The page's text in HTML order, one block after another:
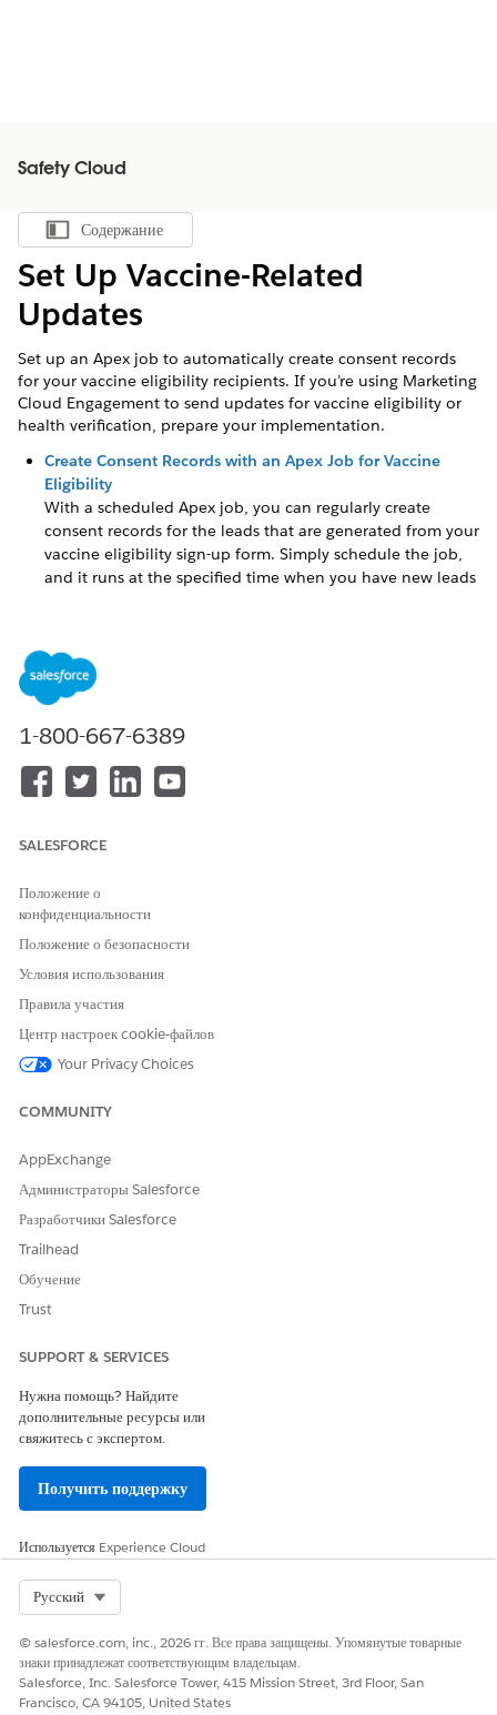
Safety Cloud
Показать содержание
Содержание
Set Up Vaccine-Related
Updates
Set up an Apex job to automatically create consent records
for your vaccine eligibility recipients. If you’re using Marketing
Cloud Engagement to send updates for vaccine eligibility or
health verification, prepare your implementation.
Create Consent Records with an Apex Job for Vaccine
Eligibility
With a scheduled Apex job, you can regularly create
consent records for the leads that are generated from your
vaccine eligibility sign-up form. Simply schedule the job,
and it runs at the specified time when you have new leads
Оставьте свой отзыв, чтобы мы могли стать лучше!
1-800-667-6389
SALESFORCE
Положение о
конфиденциальности
Положение о безопасности
Условия использования
Правила участия
Центр настроек cookie-файлов
Your Privacy Choices
COMMUNITY
AppExchange
Администраторы Salesforce
Разработчики Salesforce
Trailhead
Обучение
Trust
SUPPORT & SERVICES
Нужна помощь? Найдите
дополнительные ресурсы или
свяжитесь с экспертом.
Получить поддержку
Используется Experience Cloud
Русский
© salesforce.com, inc., 2026 гг. Все права защищены. Упомянутые товарные
знаки принадлежат соответствующим владельцам.
Salesforce, Inc. Salesforce Tower, 415 Mission Street, 3rd Floor, San
Francisco, CA 94105, United States